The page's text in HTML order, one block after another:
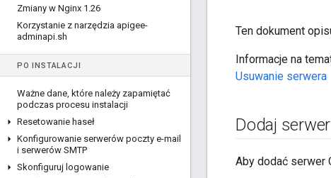
Zmiany w Nginx 1 .26
Korzystanie z narzędzia apigee-
adminapi.sh
PO INSTALACJI
Ważne dane, które należy zapamiętać
podczas procesu instalacji
Resetowanie haseł
Konfigurowanie serwerów poczty e-mail
i serwerów SMTP
Skonfiguruj logowanie
Ten dokument
Informacje na
Usuwanie serwera
Dodaj
Aby dodać serwer